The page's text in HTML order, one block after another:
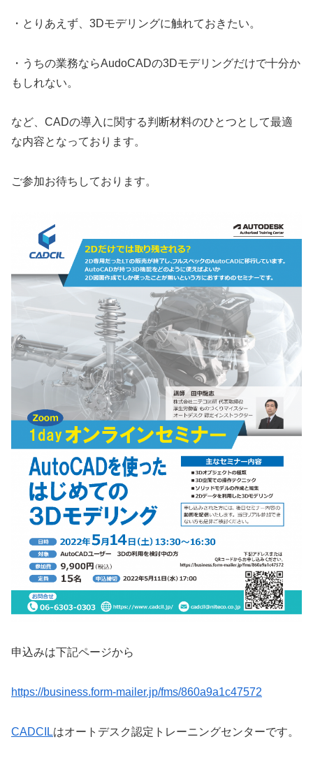
・とりあえず、3Dモデリングに触れておきたい。
・うちの業務ならAudoCADの3Dモデリングだけで十分か
もしれない。
など、CADの導入に関する判断材料のひとつとして最適
な内容となっております。
ご参加お待ちしております。
申込みは下記ページから
https://business.form-mailer.jp/fms/860a9a1c47572
CADCILはオートデスク認定トレーニングセンターです。